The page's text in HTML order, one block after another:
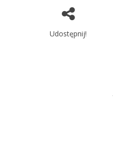
Udostępnij!